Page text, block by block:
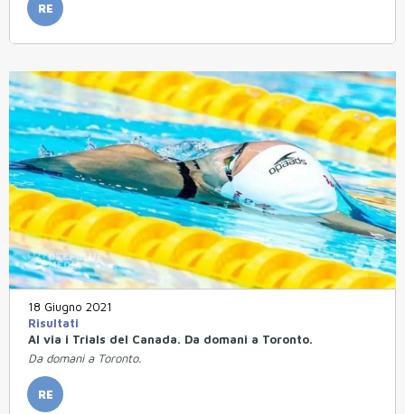
RE
18 Giugno 2021
Risultati
Al via i Trials del Canada. Da domani a Toronto.
Da domani a Toronto.
RE